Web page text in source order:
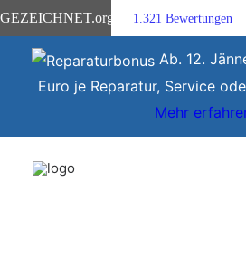
.org 1.321 Bewertungen
Ab. 12.
Euro je Reparatur, Service
Mehr